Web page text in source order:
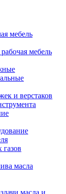
мебель
мебель
и верстаков
масла
масла и